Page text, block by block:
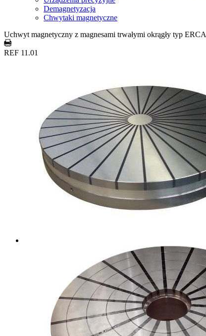
Demagnetyzacja
Chwytaki magnetyczne
Uchwyt magnetyczny z magnesami trwałymi okrągły typ ERCA
REF 11.01